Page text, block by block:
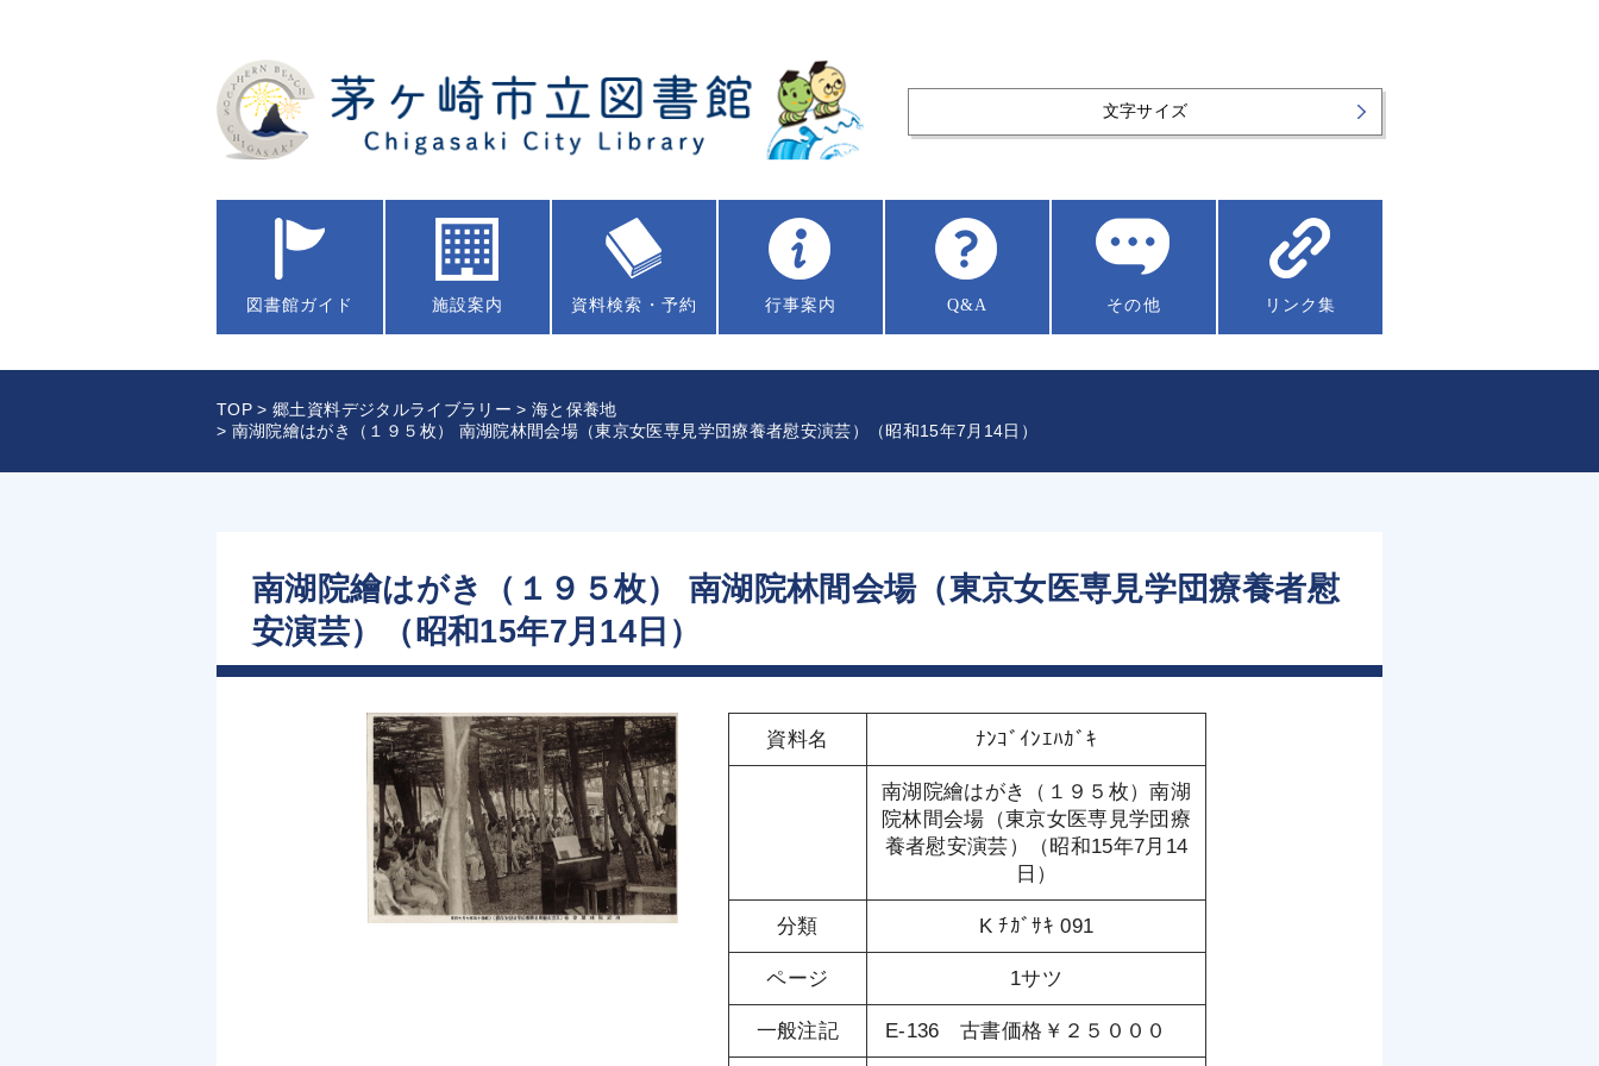
文字サイズ
図書館ガイド 施設案内 資料検索・予約 行事案内 Q&A その他 リンク集
TOP >郷土資料デジタルライブラリー >海と保養地
> 南湖院繪はがき（１９５枚） 南湖院林間会場（東京女医専見学団療養者慰安演芸）（昭和15年7月14日）
南湖院繪はがき（１９５枚） 南湖院林間会場（東京女医専見学団療養者慰
安演芸）（昭和15年7月14日）
資料名 ﾅﾝｺﾞｲﾝｴﾊｶﾞｷ
南湖院繪はがき（１９５枚）南湖
院林間会場（東京女医専見学団療
養者慰安演芸）（昭和15年7月14
日）
分類 K ﾁｶﾞｻｷ 091
ページ 1サツ
一般注記 E-136 古書価格￥２５０００